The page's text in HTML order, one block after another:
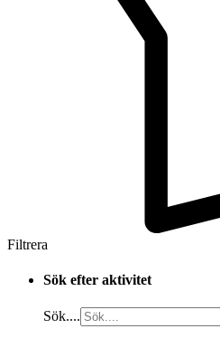
Filtrera
Sök efter aktivitet
Sök....